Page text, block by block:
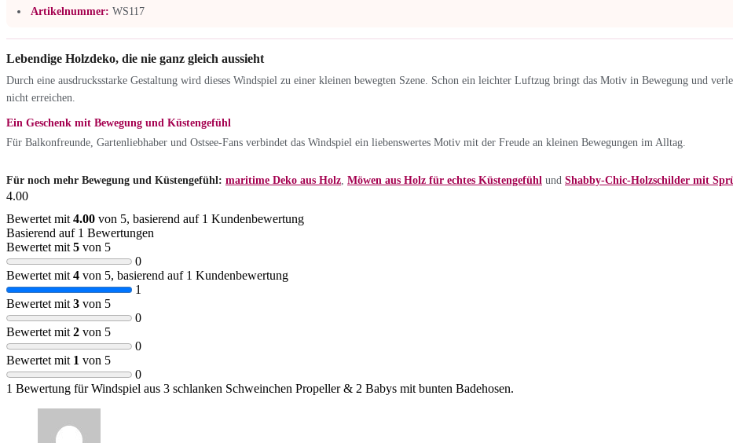
Artikelnummer: WS117
Lebendige Holzdeko, die nie ganz gleich aussieht
Durch eine ausdrucksstarke Gestaltung wird dieses Windspiel zu einer kleinen bewegten Szene. Schon ein leichter Luftzug bringt das Motiv in Bewegung und
nicht erreichen.
Ein Geschenk mit Bewegung und Küstengefühl
Für Balkonfreunde, Gartenliebhaber und Ostsee-Fans verbindet das Windspiel ein liebenswertes Motiv mit der Freude an kleinen Bewegungen im Alltag.
Für noch mehr Bewegung und Küstengefühl: maritime Deko aus Holz Möwen aus Holz für echtes Küstengefühl und Shabby-Chic-Holzschilder mit
4.00
Bewertet mit 4.00 von 5, basierend auf 1 Kundenbewertung
Basierend auf 1 Bewertungen
Bewertet mit 5 von 5
0
Bewertet mit 4 von 5, basierend auf 1 Kundenbewertung
1
Bewertet mit 3 von 5
0
Bewertet mit 2 von 5
0
Bewertet mit 1 von 5
0
1 Bewertung fürWindspiel aus 3 schlanken Schweinchen Propeller & 2 Babys mit bunten Badehosen.